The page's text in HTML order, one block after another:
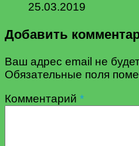
25.03.2019
Добавить
Ваш адрес email не
Обязательные поля
Комментарий *